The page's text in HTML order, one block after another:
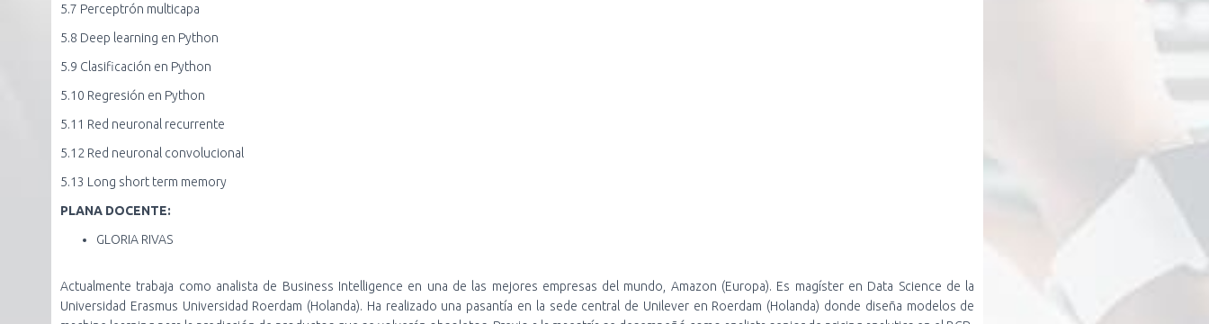
5.7 Perceptrón multicapa
5.8 Deep learning en Python
5.9 Clasificación en Python
5.10 Regresión en Python
5.11 Red neuronal recurrente
5.12 Red neuronal convolucional
5.13 Long short term memory
PLANA DOCENTE:
GLORIA RIVAS
Actualmente trabaja como analista de Business Intelligence en una de las mejores empresas del mundo, Amazon (Europa). Es magíster en Data Science de la
Universidad Erasmus Universidad Roerdam (Holanda). Ha realizado una pasantía en la sede central de Unilever en Roerdam (Holanda) donde diseña modelos de